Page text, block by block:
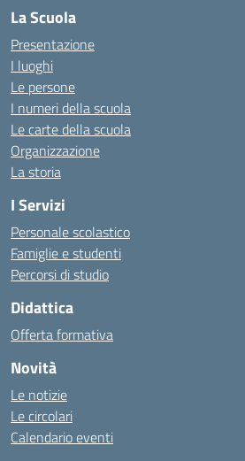
La Scuola
Presentazione
I luoghi
Le persone
I numeri della scuola
Le carte della scuola
Organizzazione
La storia
I Servizi
Personale scolastico
Famiglie e studenti
Percorsi di studio
Didattica
Offerta formativa
Novità
Le notizie
Le circolari
Calendario eventi